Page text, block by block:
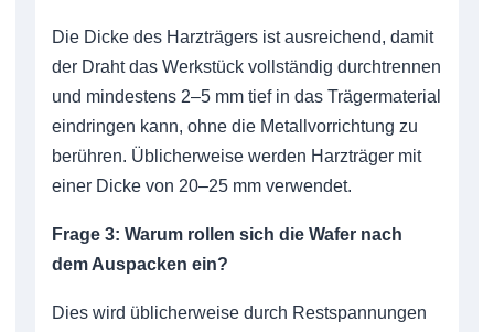
Die Dicke des Harzträgers ist ausreichend, damit
der Draht das Werkstück vollständig durchtrennen
und mindestens 2–5 mm tief in das Trägermaterial
eindringen kann, ohne die Metallvorrichtung zu
berühren. Üblicherweise werden Harzträger mit
einer Dicke von 20–25 mm verwendet.
Frage 3: Warum rollen sich die Wafer nach
dem Auspacken ein?
Dies wird üblicherweise durch Restspannungen